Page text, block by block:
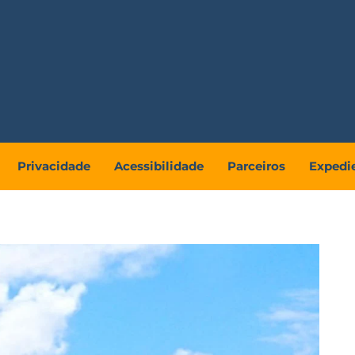
Privacidade Acessibilidade Parceiros